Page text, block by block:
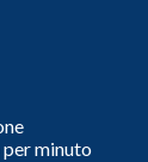
minuto